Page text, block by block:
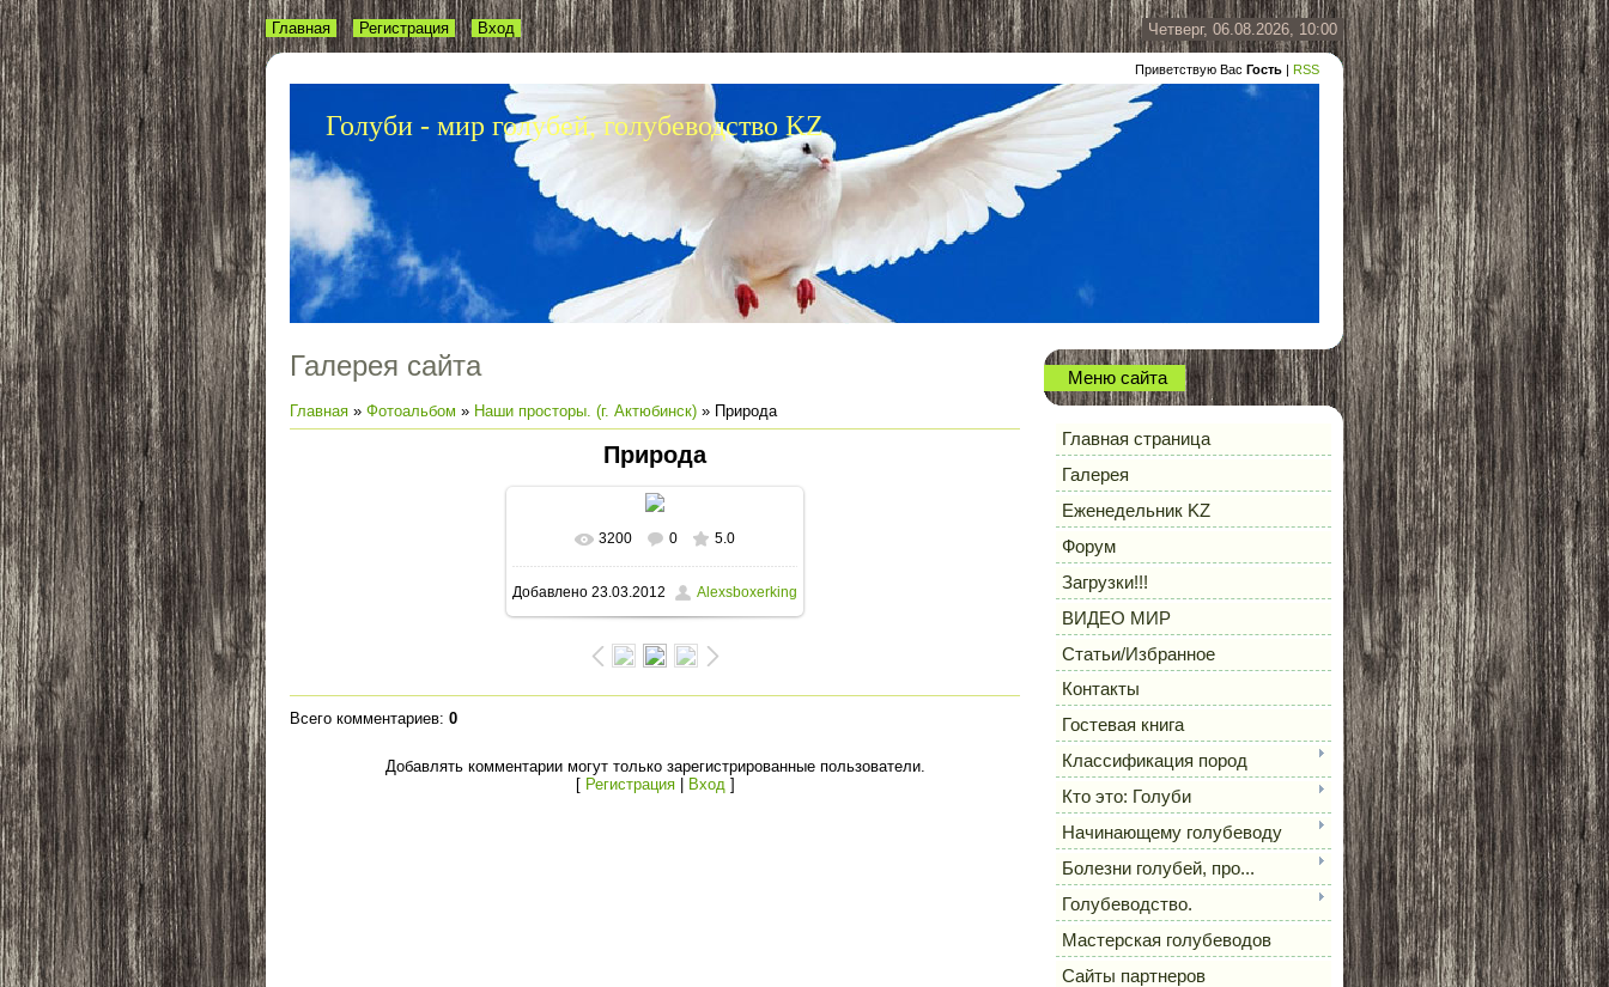
Четверг, 06.08.2026, 10:00
Приветствую Вас Гость | RSS
Голуби - мир голубей, голубеводство KZ
Главная Регистрация Вход
Галерея сайта
Главная » Фотоальбом » Наши просторы. (г. Актюбинск) » Природа
Природа
В реальном размере 1600x1200
506.9Kb
3200 0 5.0
Добавлено 23.03.2012 Alexsboxerking
Всего комментариев: 0
Добавлять комментарии могут только зарегистрированные пользователи.
[ Регистрация| Вход]
Меню сайта
Главная страница
Галерея
Еженедельник KZ
Форум
Загрузки!!!
ВИДЕО МИР
Статьи/Избранное
Контакты
Гостевая книга
Классификация пород
Кто это: Голуби
Начинающему голубеводу
Болезни голубей, про...
Голубеводство.
Мастерская голубеводов
Сайты партнеров